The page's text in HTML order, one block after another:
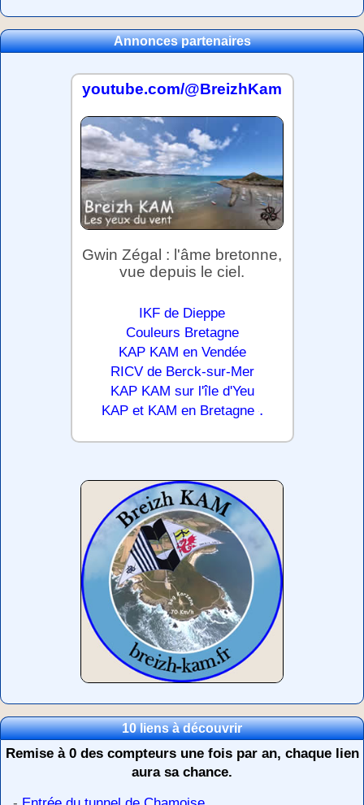
Annonces partenaires
youtube.com/@BreizhKam
Gwin Zégal : l'âme bretonne,
vue depuis le ciel.
IKF de Dieppe
Couleurs Bretagne
KAP KAM en Vendée
RICV de Berck-sur-Mer
KAP KAM sur l'île d'Yeu
KAP et KAM en Bretagne .
10 liens à découvrir
Remise à 0 des compteurs une fois par an, chaque lien
aura sa chance.